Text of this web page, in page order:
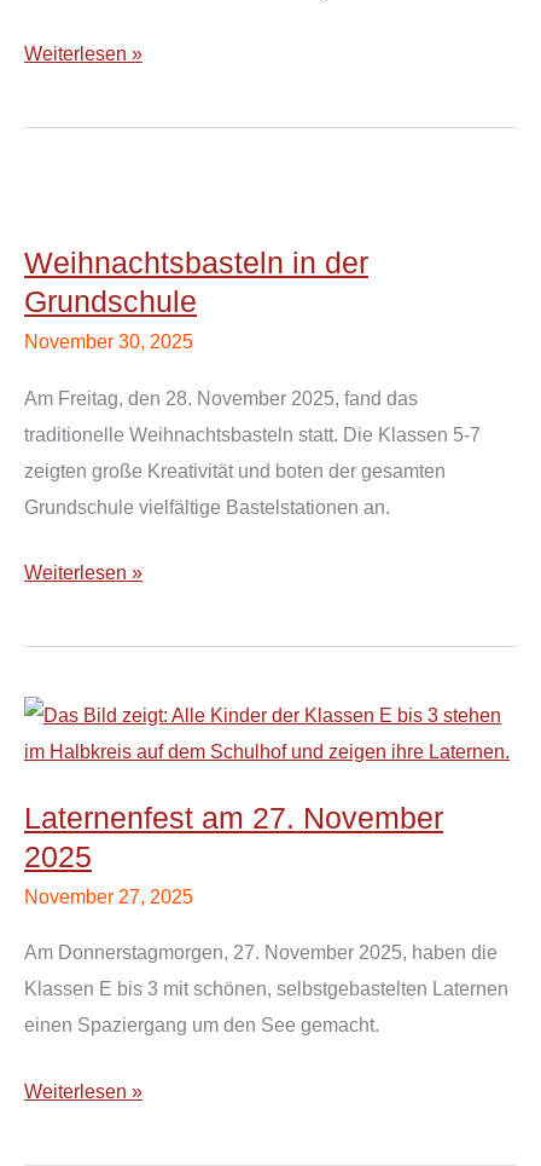
Weiterlesen »
Weihnachtsbasteln in der
Grundschule
November 30, 2025
Am Freitag, den 28. November 2025, fand das
traditionelle Weihnachtsbasteln statt. Die Klassen 5-7
zeigten große Kreativität und boten der gesamten
Grundschule vielfältige Bastelstationen an.
der
Grundschule
Weiterlesen »
Laternenfest am 27. November
2025
November 27, 2025
Am Donnerstagmorgen, 27. November 2025, haben die
Klassen E bis 3 mit schönen, selbstgebastelten Laternen
einen Spaziergang um den See gemacht.
Laternenfest
am
November
2025
Weiterlesen »